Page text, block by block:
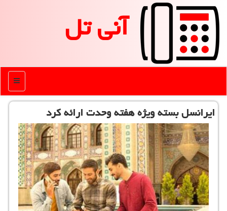
آنی تل
منو
ایرانسل بسته ویژه هفته وحدت ارائه كرد